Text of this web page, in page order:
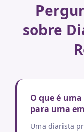
sobre
O que é
para uma
Uma diarista